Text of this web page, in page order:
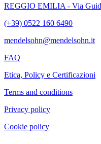
REGGIO EMILIA - Via
(+39) 0522 160 6490
mendelsohn@mendelsohn.it
FAQ
Etica, Policy e Certificazioni
Terms and conditions
Privacy policy
Cookie policy